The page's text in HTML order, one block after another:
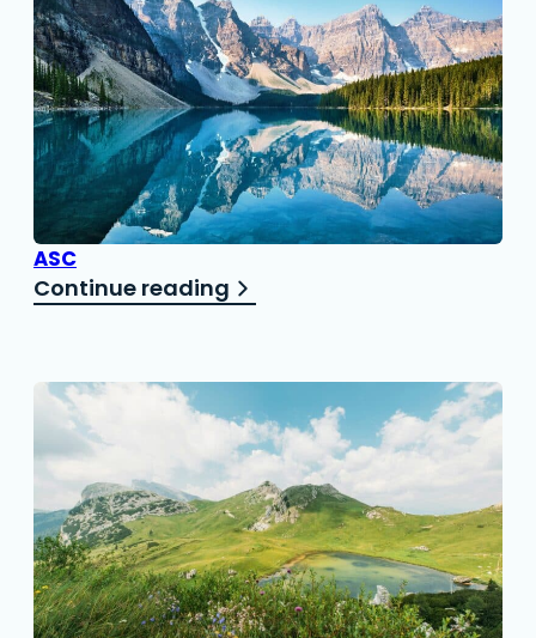
ASC
Continue reading